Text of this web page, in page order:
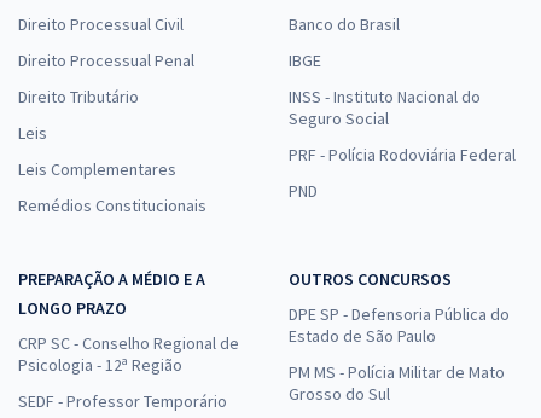
Direito Processual Civil
Direito Processual Penal
Direito Tributário
Leis
Leis Complementares
Remédios Constitucionais
Banco do Brasil
IBGE
INSS - Instituto Nacional do
Seguro Social
PRF - Polícia Rodoviária Federal
PND
PREPARAÇÃO A MÉDIO E A
LONGO PRAZO
CRP SC - Conselho Regional de
Psicologia - 12ª Região
SEDF - Professor Temporário
OUTROS CONCURSOS
DPE SP - Defensoria Pública do
Estado de São Paulo
PM MS - Polícia Militar de Mato
Grosso do Sul